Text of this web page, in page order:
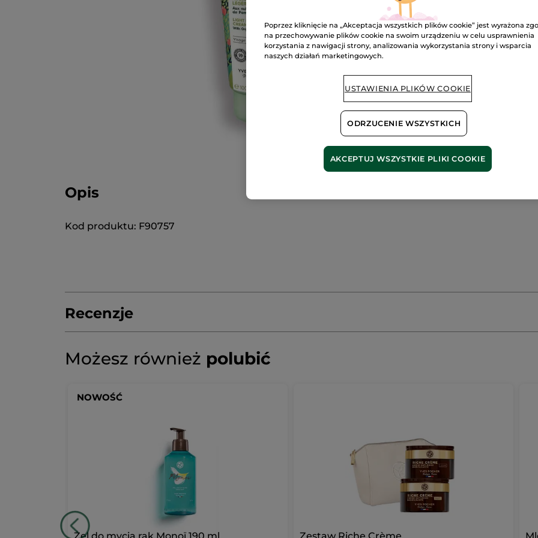
Darmowa
DOWIEDZ SIĘ
Opis
Kod produktu: F90757
Recenzje
★★★★★
★★★★★
ocen
Możesz również polubić
NOWOŚĆ
Poprzez kliknięcie na „Akceptacja wszystkich plików cookie” jest wyrażona
na przechowywanie plików cookie na swoim urządzeniu w celu usprawnienia
korzystania z nawigacji strony, analizowania wykorzystania strony i wsparcia
naszych działań marketingowych.
USTAWIENIA PLIKÓW COOKIE
ODRZUCENIE WSZYSTKICH
AKCEPTUJ WSZYSTKIE PLIKI COOKIE